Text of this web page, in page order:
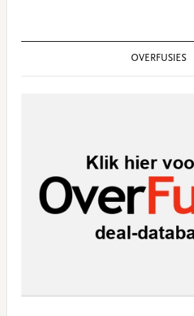
OVERFUSIES